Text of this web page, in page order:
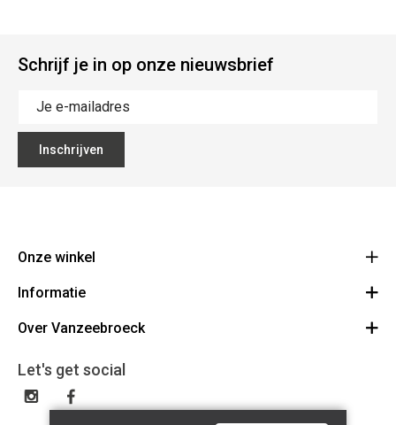
Schrijf je in op onze nieuwsbrief
Inschrijven
Onze winkel
Vanzeebroeck Motors
1600 Sint-Pieters-Leeuw
023316022
BE0425198510
Informatie
Bestelling annuleren
Algemene voorwaarden
Disclaimer
Over Vanzeebroeck
Cadeaubon
Verzenden & Retourneren
Let's get social